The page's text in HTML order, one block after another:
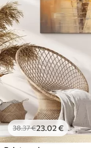
38.37€23.02 €